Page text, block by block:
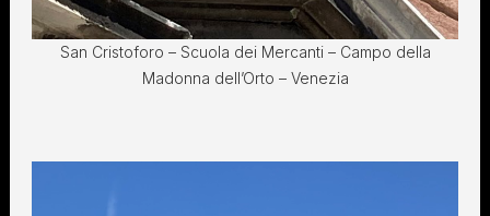
San Cristoforo – Scuola dei Mercanti – Campo della
Madonna dell’Orto – Venezia